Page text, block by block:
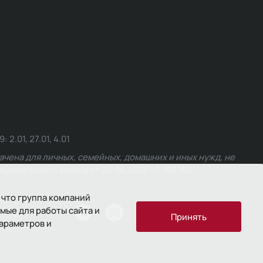
группа компаний
для работы сайта и
и
Принять
27.01, 4.01
для личных, семейных, домашних и иных нужд, не